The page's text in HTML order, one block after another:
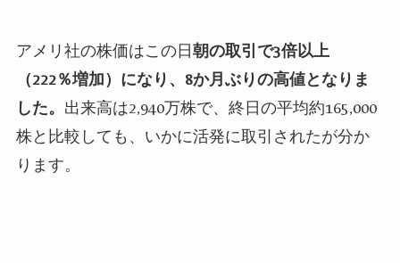
アメリ社の株価はこの日朝の取引で3倍以上
（222％増加）になり、 8か月ぶりの高値となりま
した。 出来高は2,940万株で、終日の平均約165,000
株と比較しても、いかに活発に取引されたが分か
ります。